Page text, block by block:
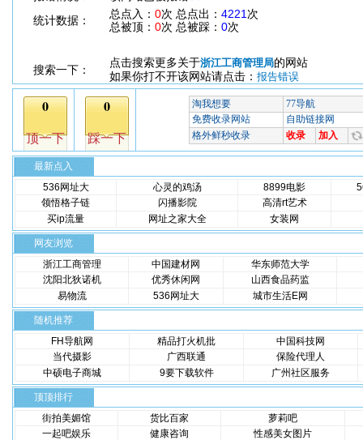
统计数据：
总点入： 0次 总点出： 4221 次
总被顶： 0次 总被踩： 0次
搜索一下：
点击搜索更多关于浙江工商管理局的网站
如果你打不开该网站请点击： 报告错误
最新点入
536网址大
心灵的鸡汤 8899电影
领悟格子链
闪播影院
高清rt艺术
买ip流量
网址之家大全 女装网
网友浏览
浙江工商管理
中国建材网
华东师范大学
沈阳北狄诺机
优秀休闲网
山西食品药监
易物流
536网址大 城市生活E网
随机推荐
FH导航网
精品打火机批
中国科技网
当代摄影
广西联通
保险代理人
中硕电子商城
9要下载软件 广州社区服务
顶顶排行
街拍美媚馆
货比百家
萝莉吧
一起吧娱乐
健康咨询
性感美女图片